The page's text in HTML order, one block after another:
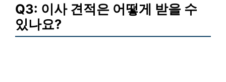
Q3: 이사 견적은 어떻게 받을 수
있나요?